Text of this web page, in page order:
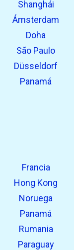
Shanghái
Ámsterdam
Doha
São Paulo
Düsseldorf
Panamá
Francia
Hong Kong
Noruega
Panamá
Rumania
Paraguay